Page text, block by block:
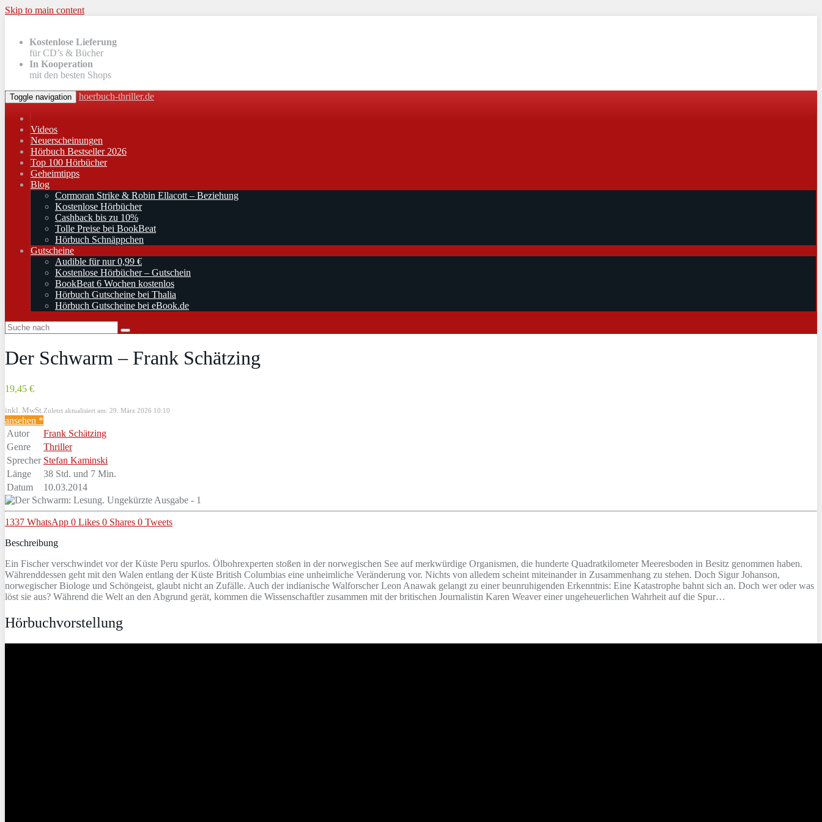
Skip to main content
Kostenlose Lieferung
für CD’s & Bücher
In Kooperation
mit den besten Shops
Toggle navigation hoerbuch-thriller.de
Videos
Neuerscheinungen
Hörbuch Bestseller 2026
Top 100 Hörbücher
Geheimtipps
Blog
Cormoran Strike & Robin Ellacott – Beziehung
Kostenlose Hörbücher
Cashback bis zu 10%
Tolle Preise bei BookBeat
Hörbuch Schnäppchen
Gutscheine
Audible für nur 0,99 €
Kostenlose Hörbücher – Gutschein
BookBeat 6 Wochen kostenlos
Hörbuch Gutscheine bei Thalia
Hörbuch Gutscheine bei eBook.de
Der Schwarm – Frank Schätzing
19,45 €
inkl. MwSt. Zuletzt aktualisiert am: 29. März 2026 10:10
ansehen *
Autor
Frank Schätzing
Genre
Thriller
Sprecher Stefan Kaminski
Länge
38 Std. und 7 Min.
Datum
10.03.2014
1337 WhatsApp 0 Likes 0 Shares 0 Tweets
Beschreibung
Ein Fischer verschwindet vor der Küste Peru spurlos. Ölbohrexperten stoßen in der norwegischen See auf merkwürdige Organismen, die hunderte Quadratkilometer Meeresboden in Besitz genommen haben.
Währenddessen geht mit den Walen entlang der Küste British Columbias eine unheimliche Veränderung vor. Nichts von alledem scheint miteinander in Zusammenhang zu stehen. Doch Sigur Johanson,
norwegischer Biologe und Schöngeist, glaubt nicht an Zufälle. Auch der indianische Walforscher Leon Anawak gelangt zu einer beunruhigenden Erkenntnis: Eine Katastrophe bahnt sich an. Doch wer oder was
löst sie aus? Während die Welt an den Abgrund gerät, kommen die Wissenschaftler zusammen mit der britischen Journalistin Karen Weaver einer ungeheuerlichen Wahrheit auf die Spur…
Hörbuchvorstellung